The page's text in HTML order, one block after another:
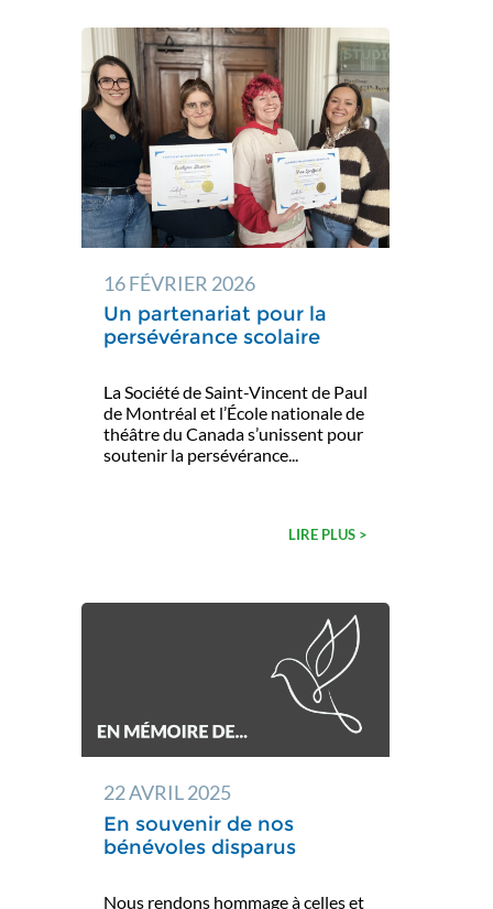
16 FÉVRIER 2026
Un partenariat pour la
persévérance scolaire
La Société de Saint-Vincent de Paul
de Montréal et l’École nationale de
théâtre du Canada s’unissent pour
soutenir la persévérance...
LIRE PLUS >
22 AVRIL 2025
En souvenir de nos
bénévoles disparus
Nous rendons hommage à celles et